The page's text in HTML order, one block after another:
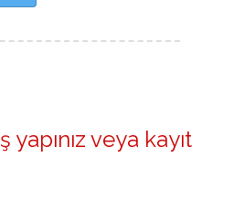
yapınız veya kayıt